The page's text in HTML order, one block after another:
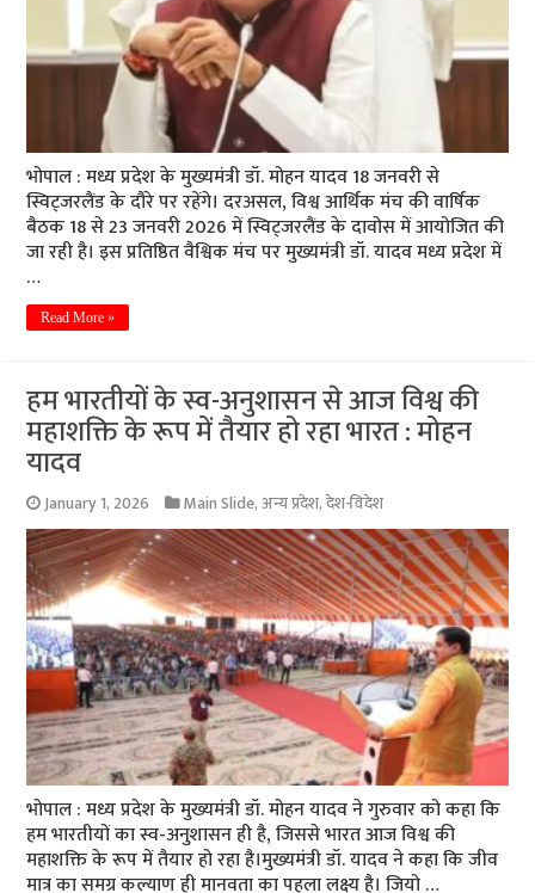
भोपाल : मध्य प्रदेश के मुख्यमंत्री डॉ. मोहन यादव 18 जनवरी से
स्विट्जरलैंड के दौरे पर रहेंगे। दरअसल, विश्व आर्थिक मंच की वार्षिक
बैठक 18 से 23 जनवरी 2026 में स्विट्जरलैंड के दावोस में आयोजित की
जा रही है। इस प्रतिष्ठित वैश्विक मंच पर मुख्यमंत्री डॉ. यादव मध्य प्रदेश में
…
Read More »
हम भारतीयों के स्व-अनुशासन से आज विश्व की
महाशक्ति के रूप में तैयार हो रहा भारत : मोहन
यादव
January 1, 2026 Main Slide,अन्य प्रदेश,देश-विदेश
भोपाल : मध्य प्रदेश के मुख्यमंत्री डॉ. मोहन यादव ने गुरुवार को कहा कि
हम भारतीयों का स्व-अनुशासन ही है, जिससे भारत आज विश्व की
महाशक्ति के रूप में तैयार हो रहा है।मुख्यमंत्री डॉ. यादव ने कहा कि जीव
मात्र का समग्र कल्याण ही मानवता का पहला लक्ष्य है। जियो …